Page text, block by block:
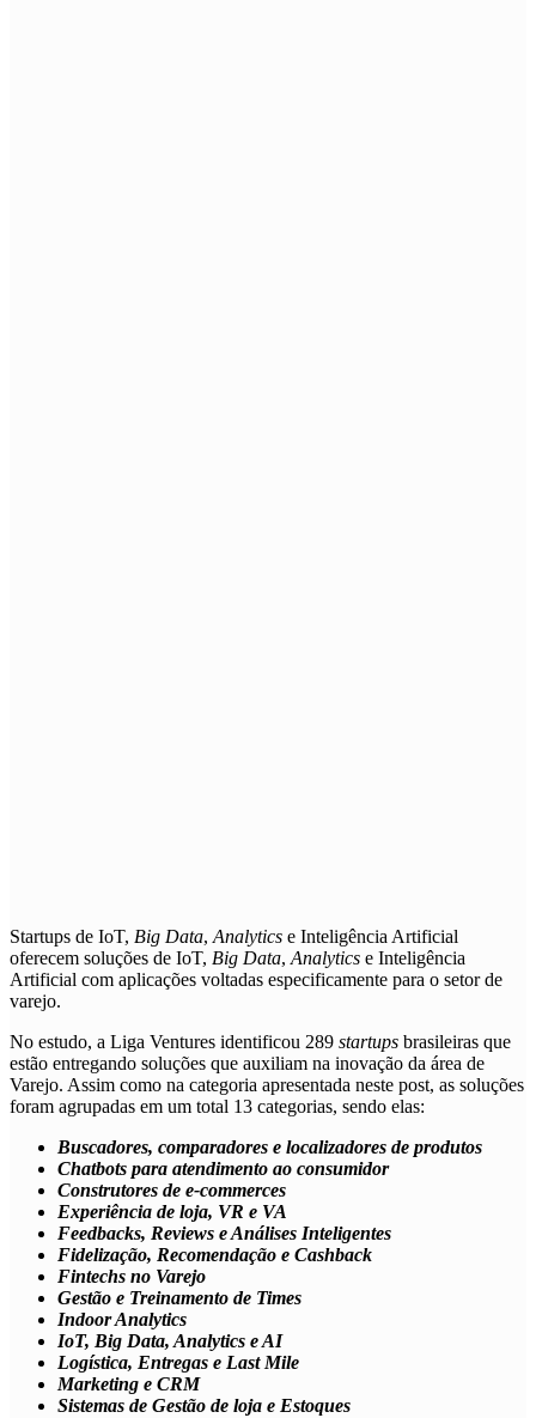
Startups de IoT, Big Data, Analytics e Inteligência Artificial
oferecem soluções de IoT, Big Data, Analytics e Inteligência
Artificial com aplicações voltadas especificamente para o setor de
varejo.
No estudo, a Liga Ventures identificou 289 startups brasileiras que
estão entregando soluções que auxiliam na inovação da área de
Varejo. Assim como na categoria apresentada neste post, as soluções
foram agrupadas em um total 13 categorias, sendo elas:
Buscadores, comparadores e localizadores de produtos
Chatbots para atendimento ao consumidor
Construtores de e-commerces
Experiência de loja, VR e VA
Feedbacks, Reviews e Análises Inteligentes
Fidelização, Recomendação e Cashback
Fintechs no Varejo
Gestão e Treinamento de Times
Indoor Analytics
IoT, Big Data, Analytics e AI
Logística, Entregas e Last Mile
Marketing e CRM
Sistemas de Gestão de loja e Estoques